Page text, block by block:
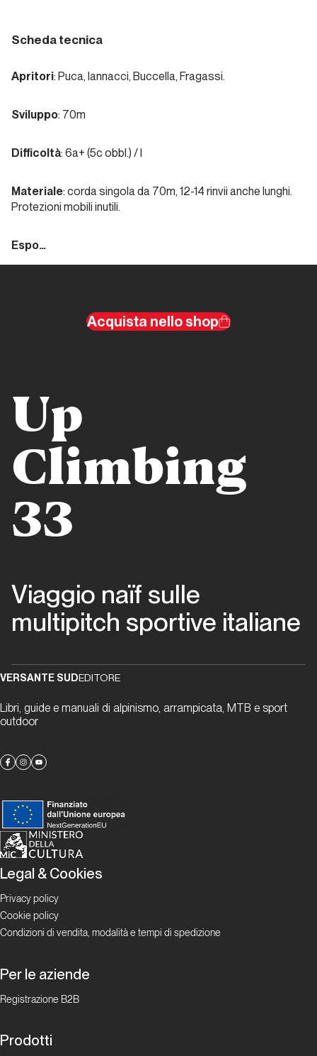
migliori
della
vita
Via
papere
Padre
Pio
Prega
per
Cristallina
Valle d'Aosta
Via
‘94
Valle
Pane
e
uva
tutti
Lombardia
Panico
Salamico
Lombardia
Scheda tecnica
Apritori: Puca, Iannacci, Buccella, Fragassi.
Sviluppo: 70m
Difficoltà: 6a+ (5c obbl.) / I
Materiale: corda singola da 70m, 12-14 rinvii anche lunghi.
Protezioni mobili inutili.
Espo…
Up
Climbing
33
Viaggio naïf sulle
multipitch sportive italiane
Acquista nello shop
VERSANTE SUDEDITORE
Libri, guide e manuali di alpinismo, arrampicata, MTB e sport
outdoor
Legal & Cookies
Privacy policy
Cookie policy
Condizioni di vendita, modalità e tempi di spedizione
Per le aziende
Registrazione B2B
Prodotti